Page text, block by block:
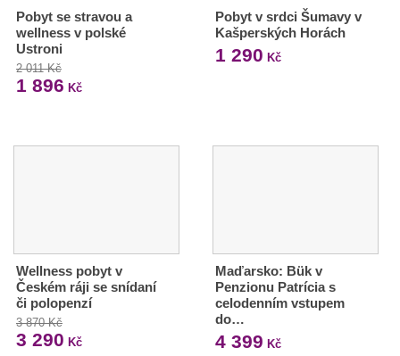
Pobyt se stravou a
wellness v polské
Ustroni
2 011 Kč
1 896 Kč
Pobyt v srdci Šumavy v
Kašperských Horách
1 290 Kč
Wellness pobyt v
Českém ráji se snídaní
či polopenzí
3 870 Kč
3 290 Kč
Maďarsko: Bük v
Penzionu Patrícia s
celodenním vstupem
do…
4 399 Kč